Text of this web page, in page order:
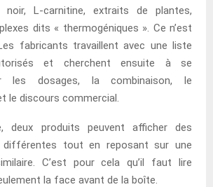
L-carnitine, extraits de plantes,
dits « thermogéniques ». Ce n’est
fabricants travaillent avec une liste
et cherchent ensuite à se
les dosages, la combinaison, le
le discours commercial.
deux produits peuvent afficher des
différentes tout en reposant sur une
C’est pour cela qu’il faut lire
la face avant de la boîte.